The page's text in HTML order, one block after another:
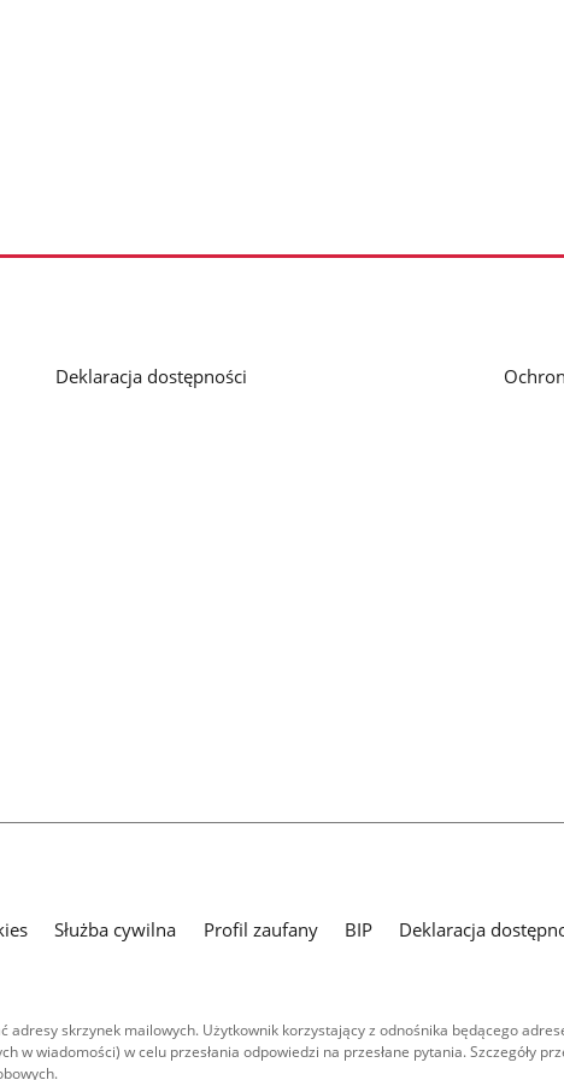
Deklaracja dostępności
Służba cywilna Profil zaufany BIP
Deklaracja
adresy skrzynek mailowych. Użytkownik korzystający z odnośnika będącego
w wiadomości) w celu przesłania odpowiedzi na przesłane pytania. Szczegóły